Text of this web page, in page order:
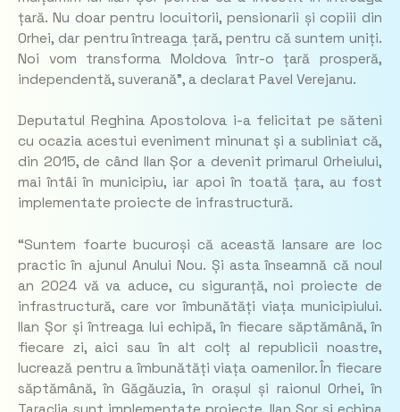
țară. Nu doar pentru locuitorii, pensionarii și copiii din
Orhei, dar pentru întreaga țară, pentru că suntem uniți.
Noi vom transforma Moldova într-o țară prosperă,
independentă, suverană”, a declarat Pavel Verejanu.
Deputatul Reghina Apostolova i-a felicitat pe săteni
cu ocazia acestui eveniment minunat și a subliniat că,
din 2015, de când Ilan Șor a devenit primarul Orheiului,
mai întâi în municipiu, iar apoi în toată țara, au fost
implementate proiecte de infrastructură.
“Suntem foarte bucuroși că această lansare are loc
practic în ajunul Anului Nou. Și asta înseamnă că noul
an 2024 vă va aduce, cu siguranță, noi proiecte de
infrastructură, care vor îmbunătăți viața municipiului.
Ilan Șor și întreaga lui echipă, în fiecare săptămână, în
fiecare zi, aici sau în alt colț al republicii noastre,
lucrează pentru a îmbunătăți viața oamenilor. În fiecare
săptămână, în Găgăuzia, în orașul și raionul Orhei, în